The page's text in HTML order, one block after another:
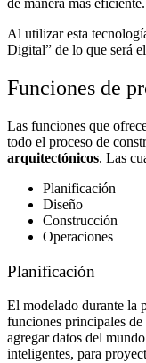
de manera más eficiente.
Al utilizar esta
Digital” de lo que será
Funciones de
Las funciones que
todo el proceso de
arquitectónicos. Las
Planificación
Diseño
Construcción
Operaciones
Planificación
El modelado durante la
funciones principales de
agregar datos del
inteligentes, para